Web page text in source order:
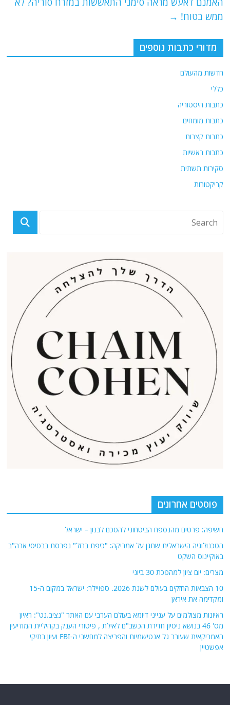
k
ממש בטוח! →
מדורי כתבות נוספים
חדשות מהעולם
כללי
כתבות היסטוריה
כתבות מומחים
כתבות קצרות
כתבות ראשיות
סקירות תשתית
קריקטורות
פוסטים אחרונים
חשיפה: פרטים מהנספח הביטחוני להסכם לבנון – ישראל
הטכנולוגיה הישראלית שתגן על אמריקה: "כיפת ברזל" נפרסת בבסיסי ארה"ב
באוקיינוס השקט
מצרים: יום ציון למהפכת 30 ביוני
10 הצבאות החזקים בעולם לשנת 2026. ספויילר: ישראל במקום ה-15
ומקדימה את איראן
ראיונות מצולמים על ענייני דיומא בעולם הערבי עם האתר "נציב.נט": ראיון
מס' 46 בנושא ניסיון חדירת הכשב"ם לאילת , פיטורי הענק בקהיליית המודיעין
האמריקאית שעורר גל אנטישמיות והפריצה למחשבי ה-FBI ועיון בתיקי
אפשטיין